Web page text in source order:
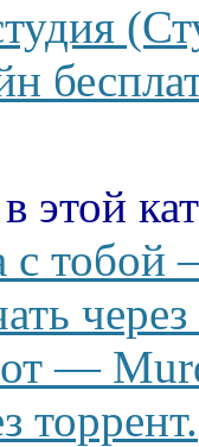
этой
с
—
торрент.